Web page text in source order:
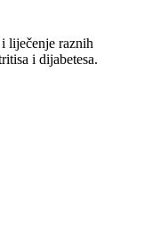
liječenje raznih
i dijabetesa.